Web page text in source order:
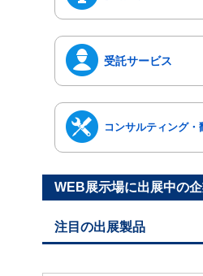
受託サービス
コンサルティング・
WEB展示場に出展中の
注目の出展製品